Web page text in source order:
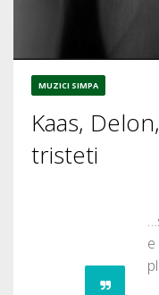
MUZICI SIMPA
Kaas,
tristeti